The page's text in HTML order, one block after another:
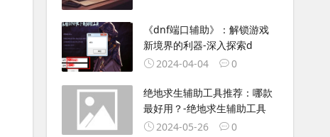
《dnf端口辅助》：解锁游戏
新境界的利器-深入探索d
2024-04-04
0
绝地求生辅助工具推荐：哪款
最好用？-绝地求生辅助工具
2024-05-26
0